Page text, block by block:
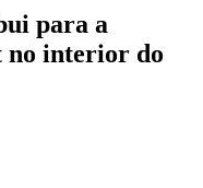
para a
no interior do